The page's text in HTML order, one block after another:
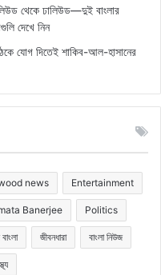
থেকে ঢালিউড—দুই বাংলার
দেখে নিন
যোগ দিতেই শাকিব-আল-হাসানের
news Entertainment
Banerjee Politics
জীবনধারা বাংলা নিউজ